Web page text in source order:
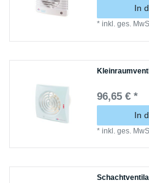
In
*inkl. ges.
96,65 € *
In
*inkl. ges.